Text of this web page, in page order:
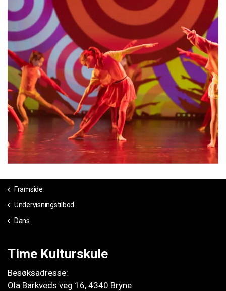
Framside
Undervisningstilbod
Dans
Time Kulturskule
Besøksadresse:
Ola Barkveds veg 16, 4340 Bryne